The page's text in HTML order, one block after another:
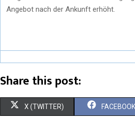
Angebot nach der Ankunft erhöht.
Share this post:
X (TWITTER) FACEBOOK